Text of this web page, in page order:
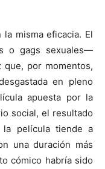
misma eficacia. El
o gags sexuales—
que, por momentos,
en pleno
apuesta por la
social, el resultado
la película tiende a
una duración más
cómico habría sido